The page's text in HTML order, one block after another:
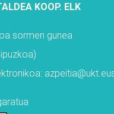
KOOP. ELK
sormen gunea